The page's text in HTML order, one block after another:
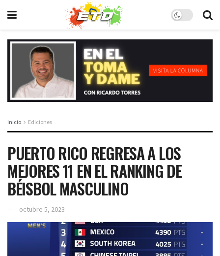
Inicio Ediciones
PUERTO RICO REGRESA A LOS
MEJORES 11 EN EL RANKING DE
BÉISBOL MASCULINO
octubre 5, 2023